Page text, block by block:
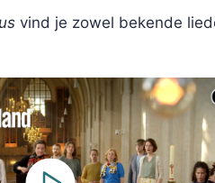
vind je zowel bekende